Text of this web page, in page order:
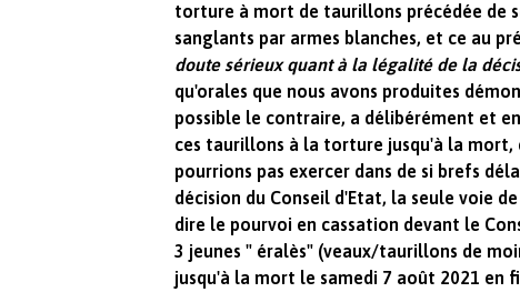
torture à mort de taurillons précédée de
sanglants par armes blanches, et ce au
doute sérieux quant à la légalité de la
qu'orales que nous avons produites
possible le contraire, a délibérément et
ces taurillons à la torture jusqu'à la mort,
pourrions pas exercer dans de si brefs
décision du Conseil d'Etat, la seule voie
dire le pourvoi en cassation devant le
3 jeunes " éralès" (veaux/taurillons de
jusqu'à la mort le samedi 7 août 2021 en